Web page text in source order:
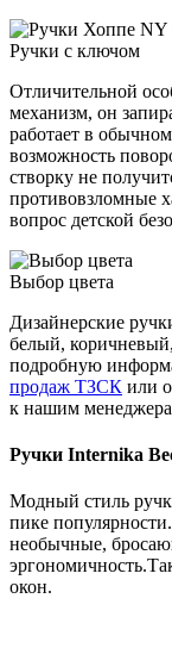
Ручки с ключом
Отличительной
механизм, он
работает в
возможность
створку не
противовзломные
вопрос детской
Выбор цвета
Дизайнерские
белый,
подробную
продаж ТЗСК или
к нашим
Ручки Internika
Модный стиль
пике
необычные,
окон.